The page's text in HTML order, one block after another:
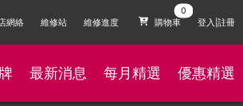
網絡 維修站 維修進度 購物車 登入|註冊
最新消息 每月精選 優惠精選